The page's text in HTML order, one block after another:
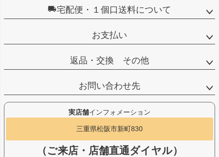
宅配便・１個口送料について
お支払い
返品・交換 その他
お問い合わせ先
実店舗インフォメーション
三重県松阪市新町830
（ご来店・店舗直通ダイヤル）